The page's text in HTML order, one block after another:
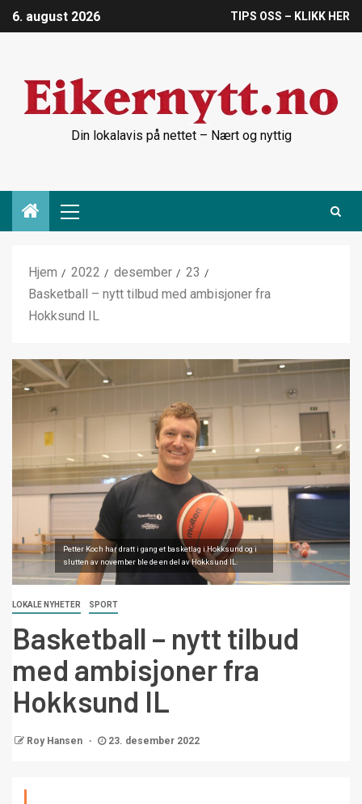
6. august 2026 TIPS OSS – KLIKK HER
Din lokalavis på nettet – Nært og nyttig
Hjem 2022 desember
23
Basketball – nytt tilbud med ambisjoner fra
Hokksund IL
Petter Koch har dratt i gang et basketlag i Hokksund og i
slutten av november ble de en del av Hokksund IL.
LOKALE NYHETER SPORT
Basketball – nytt tilbud
med ambisjoner fra
Hokksund IL
Roy Hansen 23. desember 2022